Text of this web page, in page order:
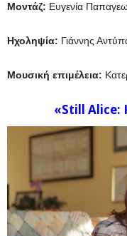
Μοντάζ: Ευγενία
Ηχοληψία: Γιάννης
Μουσική επιμέλεια:
«Still Alice: